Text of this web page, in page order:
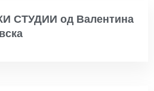
СТУДИИ од Валентина